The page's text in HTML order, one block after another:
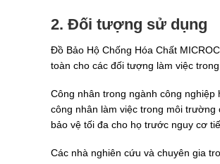
2. Đối tượng sử dụng
Đồ Bảo Hộ Chống Hóa Chất
toàn cho các đối tượng làm việc
Công nhân trong ngành công
công nhân làm việc trong môi
bảo vệ tối đa cho họ trước nguy cơ
Các nhà nghiên cứu và chuyên gia